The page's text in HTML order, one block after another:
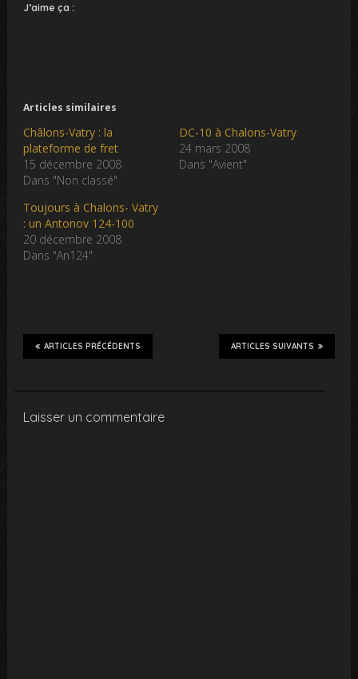
J’aime ça :
Articles similaires
Châlons-Vatry : la
plateforme de fret
15 décembre 2008
Dans "Non classé"
DC-10 à Chalons-Vatry
24 mars 2008
Dans "Avient"
Toujours à Chalons- Vatry
: un Antonov 124-100
20 décembre 2008
Dans "An124"
ARTICLES SUIVANTS
ARTICLES PRÉCÉDENTS
Laisser un commentaire